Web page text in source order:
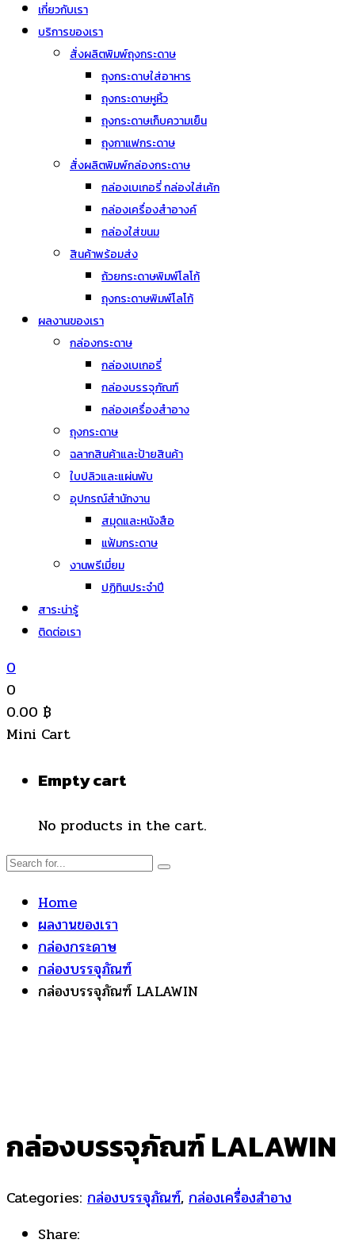
เกี่ยวกับเรา
บริการของเรา
สั่งผลิตพิมพ์ถุงกระดาษ
ถุงกระดาษใส่อาหาร
ถุงกระดาษหูหิ้ว
ถุงกระดาษเก็บความเย็น
ถุงกาแฟกระดาษ
สั่งผลิตพิมพ์กล่องกระดาษ
กล่องเบเกอรี่ กล่องใส่เค้ก
กล่องเครื่องสำอางค์
กล่องใส่ขนม
สินค้าพร้อมส่ง
ถ้วยกระดาษพิมพ์โลโก้
ถุงกระดาษพิมพ์โลโก้
ผลงานของเรา
กล่องกระดาษ
กล่องเบเกอรี่
กล่องบรรจุภัณฑ์
กล่องเครื่องสำอาง
ถุงกระดาษ
ฉลากสินค้าและป้ายสินค้า
ใบปลิวและแผ่นพับ
อุปกรณ์สำนักงาน
สมุดและหนังสือ
แฟ้มกระดาษ
งานพรีเมี่ยม
ปฏิทินประจำปี
สาระน่ารู้
ติดต่อเรา
0
0
0.00 ฿
Mini Cart
Empty cart
No products in the cart.
Home
ผลงานของเรา
กล่องกระดาษ
กล่องบรรจุภัณฑ์
กล่องบรรจุภัณฑ์ LALAWIN
กล่องบรรจุภัณฑ์ LALAWIN
Categories: กล่องบรรจุภัณฑ์, กล่องเครื่องสำอาง
Share: